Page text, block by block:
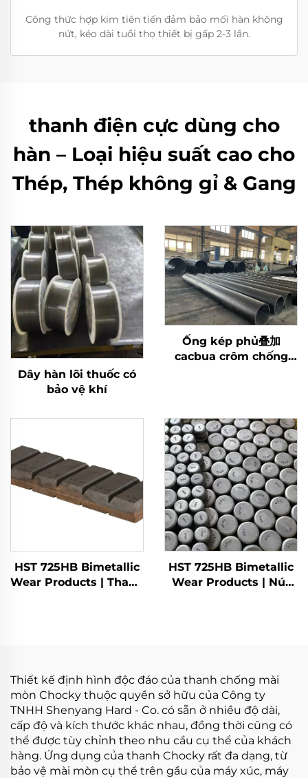
Công thức hợp kim tiên tiến đảm bảo mối hàn không
nứt, kéo dài tuổi thọ thiết bị gấp 2-3 lần.
thanh điện cực dùng cho
hàn – Loại hiệu suất cao cho
Thép, Thép không gỉ & Gang
Dây hàn lõi thuốc có
bảo vệ khí
Ống kép phủ叠加
cacbua crôm chống
HST 725HB Bimetallic
Wear Products | Thanh
HST 725HB Bimetallic
Wear Products | Nút
Thiết kế định hình độc đáo của thanh chống mài
mòn Chocky thuộc quyền sở hữu của Công ty
TNHH Shenyang Hard - Co. có sẵn ở nhiều độ dài,
cấp độ và kích thước khác nhau, đồng thời cũng có
thể được tùy chỉnh theo nhu cầu cụ thể của khách
hàng. Ứng dụng của thanh Chocky rất đa dạng, từ
bảo vệ mài mòn cụ thể trên gầu của máy xúc, máy